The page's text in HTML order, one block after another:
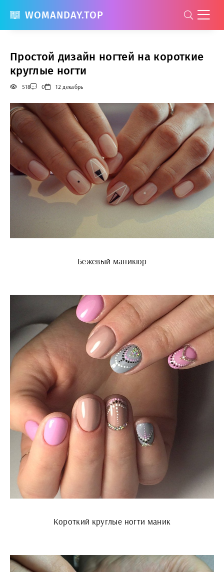
WOMANDAY.TOP
Простой дизайн ногтей на короткие
круглые ногти
518 0 12 декабрь
Бежевый маникюр
Короткий круглые ногти маник